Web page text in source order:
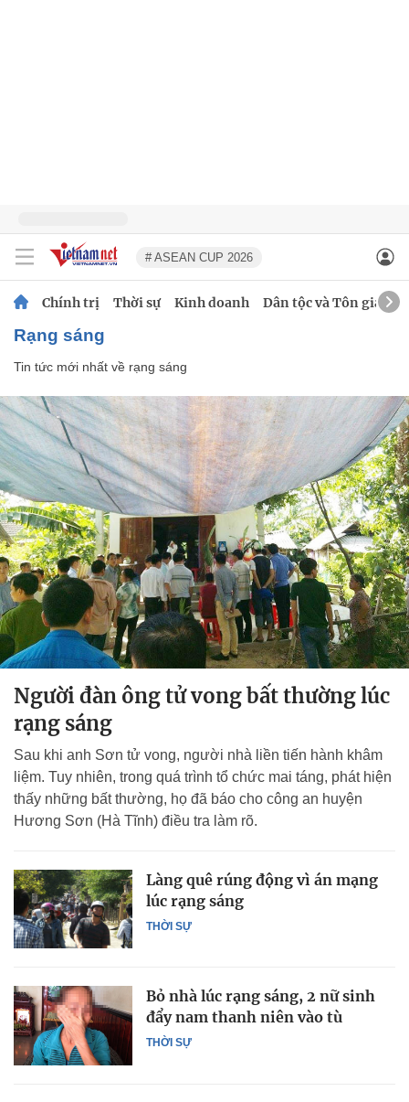
# ASEAN CUP 2026
Chính trị Thời sự Kinh doanh Dân tộc và Tôn giáo
rạng sáng
Tin tức mới nhất về rạng sáng
Người đàn ông tử vong bất thường lúc
rạng sáng
Sau khi anh Sơn tử vong, người nhà liền tiến hành khâm
liệm. Tuy nhiên, trong quá trình tổ chức mai táng, phát hiện
thấy những bất thường, họ đã báo cho công an huyện
Hương Sơn (Hà Tĩnh) điều tra làm rõ.
THỜI SỰ
Làng quê rúng động vì án mạng
lúc rạng sáng
THỜI SỰ
Bỏ nhà lúc rạng sáng, 2 nữ sinh
đẩy nam thanh niên vào tù